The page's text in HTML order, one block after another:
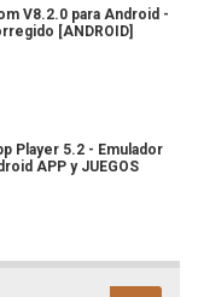
V8.2.0 para Android -
[ANDROID]
Player 5.2 - Emulador
APP y JUEGOS